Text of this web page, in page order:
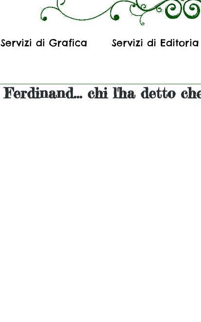
Servizi di Grafica Servizi di Editoria
Ferdinand... chi l'ha detto